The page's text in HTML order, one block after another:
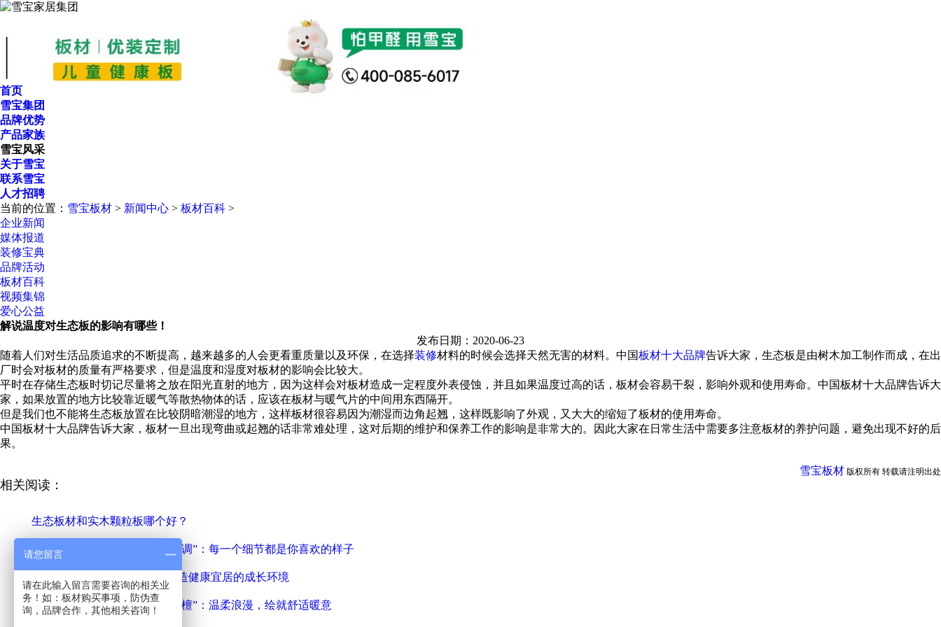
首页
雪宝集团
品牌优势
产品家族
雪宝风采
关于雪宝
联系雪宝
人才招聘
当前的位置： 雪宝板材 > 新闻中心 > 板材百科 >
企业新闻
媒体报道
装修宝典
品牌活动
板材百科
视频集锦
爱心公益
解说温度对生态板的影响有哪些！
发布日期：2020-06-23
随着人们对生活品质追求的不断提高，越来越多的人会更看重质量以及环保，在选择装修材料的时候会选择天然无害的材料。中国板材十大品牌告诉大家，生态板是由树木加工制作而成，在出
厂时会对板材的质量有严格要求，但是温度和湿度对板材的影响会比较大。
平时在存储生态板时切记尽量将之放在阳光直射的地方，因为这样会对板材造成一定程度外表侵蚀，并且如果温度过高的话，板材会容易干裂，影响外观和使用寿命。中国板材十大品牌告诉大
家，如果放置的地方比较靠近暖气等散热物体的话，应该在板材与暖气片的中间用东西隔开。
但是我们也不能将生态板放置在比较阴暗潮湿的地方，这样板材很容易因为潮湿而边角起翘，这样既影响了外观，又大大的缩短了板材的使用寿命。
中国板材十大品牌告诉大家，板材一旦出现弯曲或起翘的话非常难处理，这对后期的维护和保养工作的影响是非常大的。因此大家在日常生活中需要多注意板材的养护问题，避免出现不好的后
果。
雪宝板材 版权所有 转载请注明出处
相关阅读：
生态板材和实木颗粒板哪个好？
雪宝ENF级实木生态板“时尚格调”：每一个细节都是你喜欢的样子
儿童房使用儿童房健康板，打造健康宜居的成长环境
雪宝ENF级实木生态板“铁棱玉檀”：温柔浪漫，绘就舒适暖意
请您留言
请在此输入留言需要咨询的相关业
务！如：板材购买事项，防伪查
询，品牌合作，其他相关咨询！